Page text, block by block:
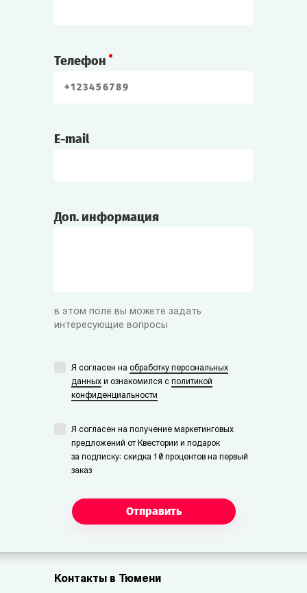
Телефон
E-mail
Доп. информация
в этом поле вы можете задать
интересующие вопросы
Я согласен на обработку персональных
данных и ознакомился с политикой
конфиденциальности
Я согласен на получение маркетинговых
предложений от Квестории и подарок
за подписку: скидка 10 процентов на первый
заказ
Отправить
Контакты в Тюмени